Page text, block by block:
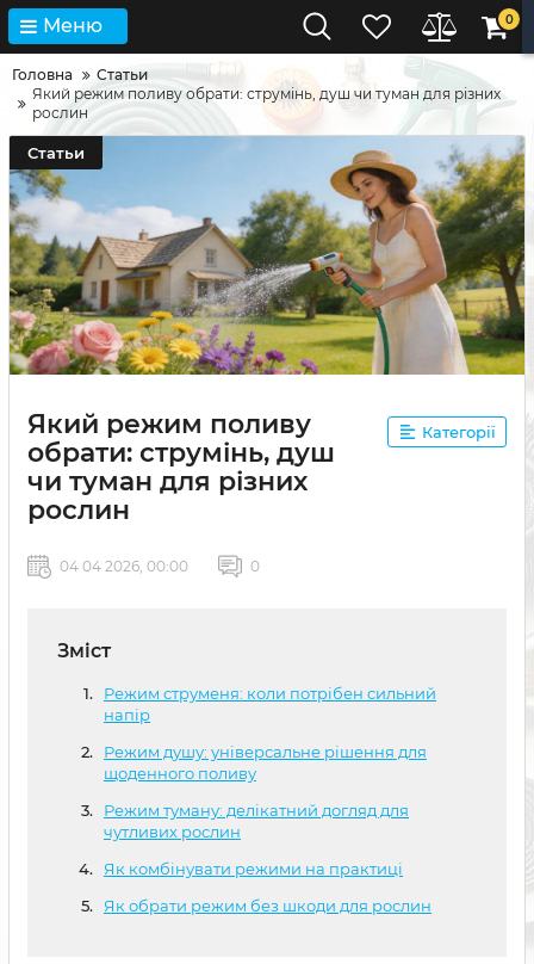
Меню 0
Головна
Статьи
Який режим поливу обрати: струмінь, душ чи туман для різних
рослин
Статьи
Який режим поливу
обрати: струмінь, душ
чи туман для різних
рослин
Категорії
04 04 2026, 00:00 0
Зміст
Режим струменя: коли потрібен сильний
напір
Режим душу: універсальне рішення для
щоденного поливу
Режим туману: делікатний догляд для
чутливих рослин
Як комбінувати режими на практиці
Як обрати режим без шкоди для рослин